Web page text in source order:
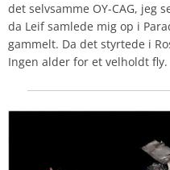
det selvsamme OY-CAG, jeg
da Leif samlede mig op i
gammelt. Da det styrtede i
Ingen alder for et velholdt fly.